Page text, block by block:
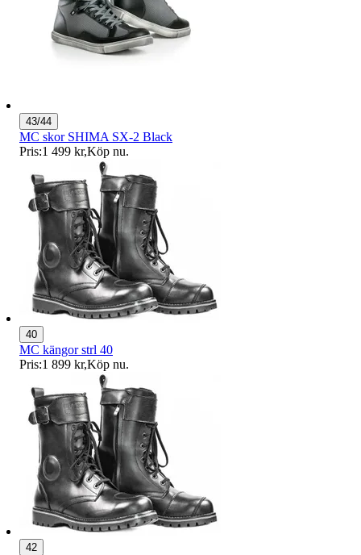
43/44
MC skor SHIMA SX-2 Black
Pris:1 499 kr,Köp nu.
40
MC kängor strl 40
Pris:1 899 kr,Köp nu.
42